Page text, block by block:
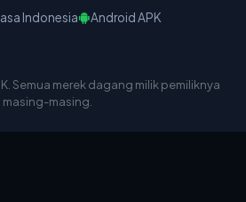
Indonesia
Android APK
Semua merek dagang milik pemiliknya
masing-masing.